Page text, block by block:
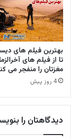
تا از فیلم های
مغزتان را منفجر می
4 روز پیش
دیدگاهتان را